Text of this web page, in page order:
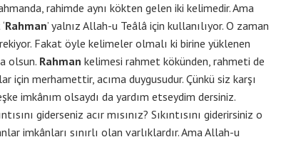
rahimde aynı kökten gelen iki kelimedir. Ama
Rahman’ yalnız Allah-u Teâlâ için kullanılıyor. O zaman
Fakat öyle kelimeler olmalı ki birine yüklenen
olsun. Rahman kelimesi rahmet kökünden, rahmeti de
için merhamettir, acıma duygusudur. Çünkü siz karşı
imkânım olsaydı da yardım etseydim dersiniz.
giderseniz acır mısınız? Sıkıntısını giderirsiniz o
imkânları sınırlı olan varlıklardır. Ama Allah-u